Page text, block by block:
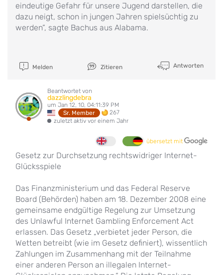
eindeutige Gefahr für unsere Jugend darstellen, die
dazu neigt, schon in jungen Jahren spielsüchtig zu
werden“, sagte Bachus aus Alabama.
Melden Zitieren Antworten
Beantwortet von
dazzlingdebra
um Jan 12, 10, 04:11:39 PM
Sr. Member
267
zuletzt aktiv vor einem Jahr
übersetzt mit
Gesetz zur Durchsetzung rechtswidriger Internet-
Glücksspiele
Das Finanzministerium und das Federal Reserve
Board (Behörden) haben am 18. Dezember 2008 eine
gemeinsame endgültige Regelung zur Umsetzung
des Unlawful Internet Gambling Enforcement Act
erlassen. Das Gesetz „verbietet jeder Person, die
Wetten betreibt (wie im Gesetz definiert), wissentlich
Zahlungen im Zusammenhang mit der Teilnahme
einer anderen Person an illegalen Internet-